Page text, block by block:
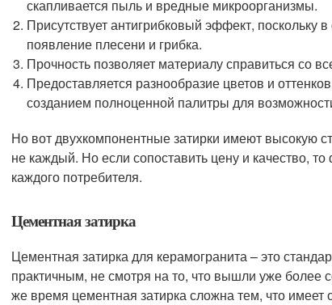
скапливается пыль и вредные микроорганизмы.
Присутствует антигрибковый эффект, поскольку
появление плесени и грибка.
Прочность позволяет материалу справиться со
Предоставляется разнообразие цветов и
созданием полноценной палитры для
Но вот двухкомпонентные затирки имеют высокую
не каждый. Но если сопоставить цену и качество,
каждого потребителя.
Цементная затирка
Цементная затирка для керамогранита – это
практичным, не смотря на то, что вышли уже более
же время цементная затирка сложна тем, что имеет